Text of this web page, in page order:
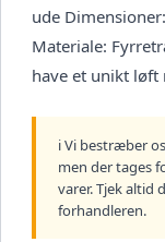
ude
Materiale:
have et unikt
ℹ️ Vi bestræber
men der tages
varer. Tjek altid
forhandleren.